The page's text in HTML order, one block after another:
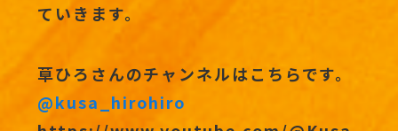
ていきます。
草ひろさんのチャンネルはこちらです。
@kusa_hirohiro